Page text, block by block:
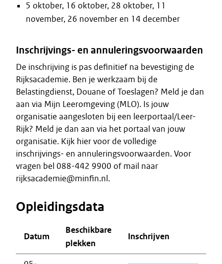
5 oktober, 16 oktober, 28 oktober, 11
november, 26 november en 14 december
Inschrijvings- en annuleringsvoorwaarden
De inschrijving is pas definitief na bevestiging de
Rijksacademie. Ben je werkzaam bij de
Belastingdienst, Douane of Toeslagen? Meld je dan
aan via Mijn Leeromgeving (MLO). Is jouw
organisatie aangesloten bij een leerportaal/Leer-
Rijk? Meld je dan aan via het portaal van jouw
organisatie. Kijk hier voor de volledige
inschrijvings- en annuleringsvoorwaarden. Voor
vragen bel 088-442 9900 of mail naar
rijksacademie@minfin.nl.
Opleidingsdata
Datum
Beschikbare
plekken
Inschrijven